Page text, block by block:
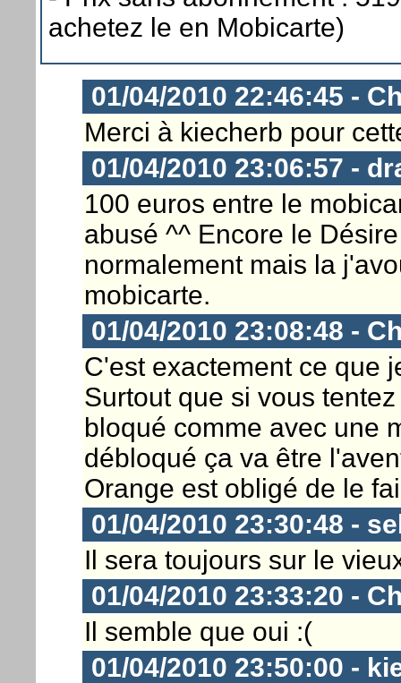
achetez le en Mobicarte)
01/04/2010 22:46:45 -
Merci à kiecherb pour
01/04/2010 23:06:57 -
100 euros entre le
abusé ^^ Encore le
normalement mais la
mobicarte.
01/04/2010 23:08:48 -
C'est exactement ce que
Surtout que si vous
bloqué comme avec une
débloqué ça va être
Orange est obligé de le
01/04/2010 23:30:48 -
Il sera toujours sur le
01/04/2010 23:33:20 -
Il semble que oui :(
01/04/2010 23:50:00 -